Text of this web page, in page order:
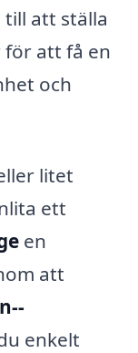
att ställa
att få en
och
litet
ett
en
att
enkelt